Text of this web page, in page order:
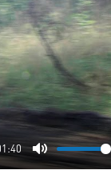
Mute